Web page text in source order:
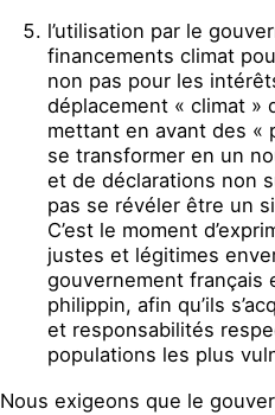
l’utilisation par le
financements climat
non pas pour les
déplacement « climat »
mettant en avant des «
se transformer en un
et de déclarations non
pas se révéler être un
C’est le moment
justes et légitimes
gouvernement français
philippin, afin qu’ils
et responsabilités
populations les plus
Nous exigeons que le